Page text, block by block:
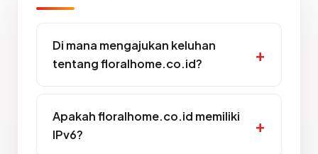
Di mana mengajukan keluhan
tentang floralhome.co.id?
Apakah floralhome.co.id memiliki
IPv6?